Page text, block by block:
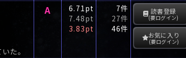
た。
A
6.71pt
7.48pt
3.83pt
7件
27件
46件
読書登録
(要ログイン)
お気に入り
(要ログイン)